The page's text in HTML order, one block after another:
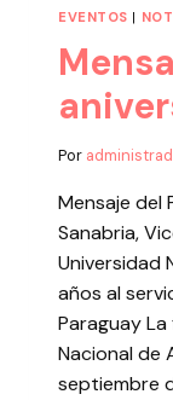
EVENTOS |
Por
Mensaje del
Sanabria,
Universidad
años al
Paraguay
Nacional de
septiembre